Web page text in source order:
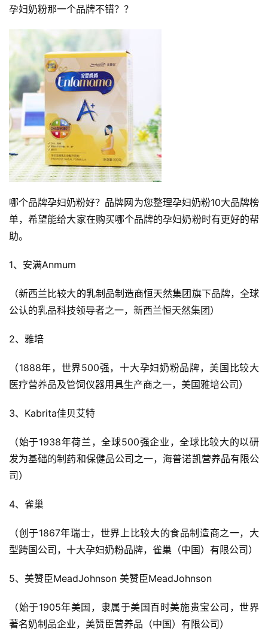
孕妇奶粉那一个品牌不错？ ？
哪个品牌孕妇奶粉好？ 品牌网为您整理孕妇奶粉10大品牌榜
单，希望能给大家在购买哪个品牌的孕妇奶粉时有更好的帮
助。
1、安满Anmum
（新西兰比较大的乳制品制造商恒天然集团旗下品牌，全球
公认的乳品科技领导者之一，新西兰恒天然集团）
2、雅培
（1888年，世界500强，十大孕妇奶粉品牌，美国比较大
医疗营养品及管饲仪器用具生产商之一，美国雅培公司）
3、Kabrita佳贝艾特
（始于1938年荷兰，全球500强企业，全球比较大的以研
发为基础的制药和保健品公司之一，海普诺凯营养品有限公
司）
4、雀巢
（创于1867年瑞士，世界上比较大的食品制造商之一，大
型跨国公司，十大孕妇奶粉品牌，雀巢（中国）有限公司）
5、美赞臣MeadJohnson 美赞臣MeadJohnson
（始于1905年美国，隶属于美国百时美施贵宝公司，世界
著名奶制品企业，美赞臣营养品（中国）有限公司）